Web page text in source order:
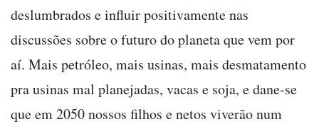
deslumbrados e influir positivamente nas
discussões sobre o futuro do planeta que vem por
aí. Mais petróleo, mais usinas, mais desmatamento
pra usinas mal planejadas, vacas e soja, e dane-se
que em 2050 nossos filhos e netos viverão num